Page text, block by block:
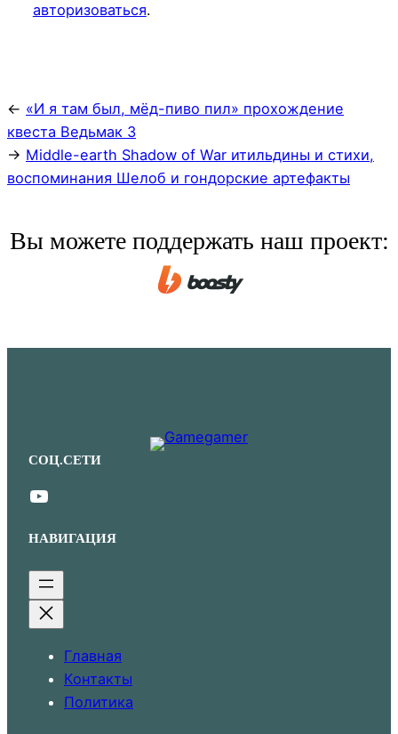
авторизоваться.
← «И я там был, мёд-пиво пил» прохождение
квеста Ведьмак 3
→ Middle-earth Shadow of War итильдины и стихи,
воспоминания Шелоб и гондорские артефакты
Вы можете поддержать наш проект:
СОЦ.СЕТИ
YouTube
НАВИГАЦИЯ
Главная
Контакты
Политика